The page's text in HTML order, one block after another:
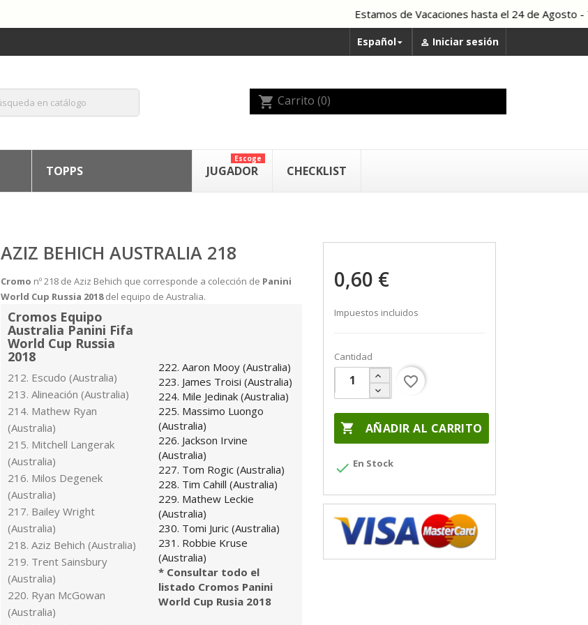
Estamos de Vacaciones hasta el 24 de Agosto -
Español  Iniciar sesión
shopping_cart Carrito (0)
TOPPS JUGADOR
Escoge
CHECKLIST
AZIZ BEHICH AUSTRALIA 218
Cromo nº 218 de Aziz Behich que corresponde a colección de Panini
World Cup Russia 2018del equipo de Australia.
Cromos Equipo
Australia Panini Fifa
World Cup Russia
2018
212. Escudo (Australia)
213. Alineación (Australia)
214. Mathew Ryan
(Australia)
215. Mitchell Langerak
(Australia)
216. Milos Degenek
(Australia)
217. Bailey Wright
(Australia)
218. Aziz Behich (Australia)
219. Trent Sainsbury
(Australia)
220. Ryan McGowan
(Australia)
222. Aaron Mooy (Australia)
223. James Troisi (Australia)
224. Mile Jedinak (Australia)
225. Massimo Luongo
(Australia)
226. Jackson Irvine
(Australia)
227. Tom Rogic (Australia)
228. Tim Cahill (Australia)
229. Mathew Leckie
(Australia)
230. Tomi Juric (Australia)
231. Robbie Kruse
(Australia)
* Consultar todo el
listado Cromos Panini
World Cup Rusia 2018
0,60 €
Impuestos incluidos
Cantidad
 AÑADIR AL CARRITO
favorite_border
 En Stock